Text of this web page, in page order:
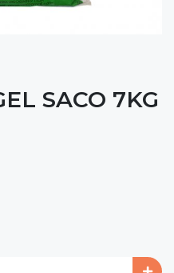
SACO 7KG